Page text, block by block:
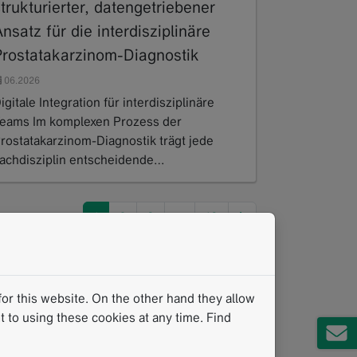
datengetriebener
für die interdisziplinäre
Diagnostik
06.2026
Integration für interdisziplinäre
Im komplexen Prozess der
Diagnostik trägt jede
entscheidende…
1 2 3 … 10 next
this website. On the other hand they allow
using these cookies at any time. Find